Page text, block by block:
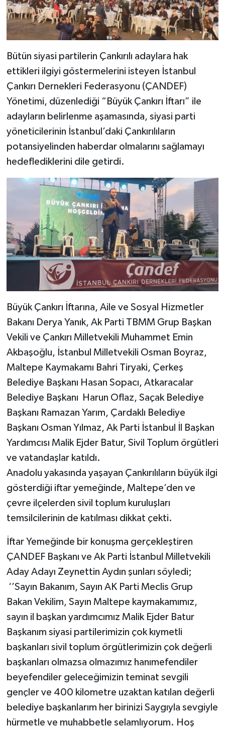
Bütün siyasi partilerin Çankırılı adaylara hak
ettikleri ilgiyi göstermelerini isteyen İstanbul
Çankırı Dernekleri Federasyonu (ÇANDEF)
Yönetimi, düzenlediği “Büyük Çankırı İftarı” ile
adayların belirlenme aşamasında, siyasi parti
yöneticilerinin İstanbul’daki Çankırılıların
potansiyelinden haberdar olmalarını sağlamayı
hedeflediklerini dile getirdi.
Büyük Çankırı İftarına, Aile ve Sosyal Hizmetler
Bakanı Derya Yanık, Ak Parti TBMM Grup Başkan
Vekili ve Çankırı Milletvekili Muhammet Emin
Akbaşoğlu, İstanbul Milletvekili Osman Boyraz,
Maltepe Kaymakamı Bahri Tiryaki, Çerkeş
Belediye Başkanı Hasan Sopacı, Atkaracalar
Belediye Başkanı Harun Oflaz, Saçak Belediye
Başkanı Ramazan Yarım, Çardaklı Belediye
Başkanı Osman Yılmaz, Ak Parti İstanbul İl Başkan
Yardımcısı Malik Ejder Batur, Sivil Toplum örgütleri
ve vatandaşlar katıldı.
Anadolu yakasında yaşayan Çankırılıların büyük ilgi
gösterdiği iftar yemeğinde, Maltepe’den ve
çevre ilçelerden sivil toplum kuruluşları
temsilcilerinin de katılması dikkat çekti.
İftar Yemeğinde bir konuşma gerçekleştiren
ÇANDEF Başkanı ve Ak Parti İstanbul Milletvekili
Aday Adayı Zeynettin Aydın şunları söyledi;
‘’Sayın Bakanım, Sayın AK Parti Meclis Grup
Bakan Vekilim, Sayın Maltepe kaymakamımız,
sayın il başkan yardımcımız Malik Ejder Batur
Başkanım siyasi partilerimizin çok kıymetli
başkanları sivil toplum örgütlerimizin çok değerli
başkanları olmazsa olmazımız hanımefendiler
beyefendiler geleceğimizin teminat sevgili
gençler ve 400 kilometre uzaktan katılan değerli
belediye başkanlarım her birinizi Saygıyla sevgiyle
hürmetle ve muhabbetle selamlıyorum. Hoş